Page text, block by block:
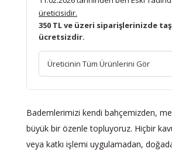
üreticisidir.
350 TL ve üzeri siparişlerinizde
ücretsizdir.
Üreticinin Tüm Ürünlerini Gör
Bademlerimizi kendi bahçemizden,
büyük bir özenle topluyoruz. Hiçbir
veya katkı işlemi uygulamadan,